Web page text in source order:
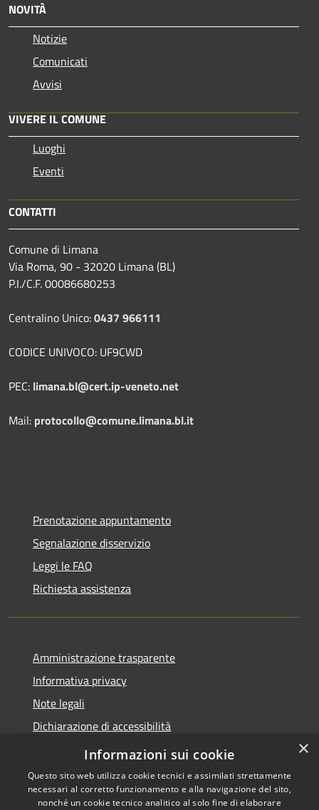
NOVITÀ
Notizie
Comunicati
Avvisi
VIVERE IL COMUNE
Luoghi
Eventi
CONTATTI
Comune di Limana
Via Roma, 90 - 32020 Limana (BL)
P.I./C.F. 00086680253
Centralino Unico:0437 966111
CODICE UNIVOCO: UF9CWD
PEC: limana.bl@cert.ip-veneto.net
Mail: protocollo@comune.limana.bl.it
Prenotazione appuntamento
Segnalazione disservizio
Leggi le FAQ
Richiesta assistenza
Amministrazione trasparente
Informativa privacy
Note legali
Dichiarazione di accessibilità
Moduli Privacy Amministrazione trasparente
×
Informazioni sui cookie
Questo sito web utilizza cookie tecnici e assimilati strettamente
necessari al corretto funzionamento e alla navigazione del sito,
nonché un cookie tecnico analitico al solo fine di elaborare